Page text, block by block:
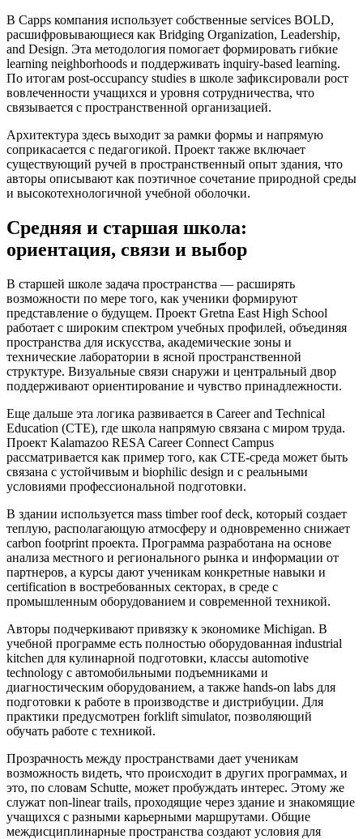
В Capps компания использует собственные services BOLD,
расшифровывающиеся как Bridging Organization, Leadership,
and Design. Эта методология помогает формировать гибкие
learning neighborhoods и поддерживать inquiry-based learning.
По итогам post-occupancy studies в школе зафиксировали рост
вовлеченности учащихся и уровня сотрудничества, что
связывается с пространственной организацией.
Архитектура здесь выходит за рамки формы и напрямую
соприкасается с педагогикой. Проект также включает
существующий ручей в пространственный опыт здания, что
авторы описывают как поэтичное сочетание природной среды
и высокотехнологичной учебной оболочки.
Средняя и старшая школа:
ориентация, связи и выбор
В старшей школе задача пространства — расширять
возможности по мере того, как ученики формируют
представление о будущем. Проект Gretna East High School
работает с широким спектром учебных профилей, объединяя
пространства для искусства, академические зоны и
технические лаборатории в ясной пространственной
структуре. Визуальные связи снаружи и центральный двор
поддерживают ориентирование и чувство принадлежности.
Еще дальше эта логика развивается в Career and Technical
Education (CTE), где школа напрямую связана с миром труда.
Проект Kalamazoo RESA Career Connect Campus
рассматривается как пример того, как CTE-среда может быть
связана с устойчивым и biophilic design и с реальными
условиями профессиональной подготовки.
В здании используется mass timber roof deck, который создает
теплую, располагающую атмосферу и одновременно снижает
carbon footprint проекта. Программа разработана на основе
анализа местного и регионального рынка и информации от
партнеров, а курсы дают ученикам конкретные навыки и
certification в востребованных секторах, в среде с
промышленным оборудованием и современной техникой.
Авторы подчеркивают привязку к экономике Michigan. В
учебной программе есть полностью оборудованная industrial
kitchen для кулинарной подготовки, классы automotive
technology с автомобильными подъемниками и
диагностическим оборудованием, а также hands-on labs для
подготовки к работе в производстве и дистрибуции. Для
практики предусмотрен forklift simulator, позволяющий
обучать работе с техникой.
Прозрачность между пространствами дает ученикам
возможность видеть, что происходит в других программах, и
это, по словам Schutte, может пробуждать интерес. Этому же
служат non-linear trails, проходящие через здание и знакомящие
учащихся с разными карьерными маршрутами. Общие
междисциплинарные пространства создают условия для